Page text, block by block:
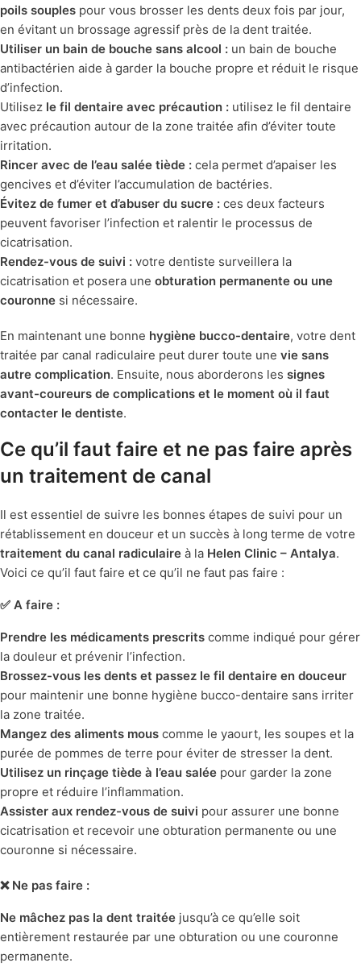
poils souples pour vous brosser les dents deux fois par jour,
en évitant un brossage agressif près de la dent traitée.
Utiliser un bain de bouche sans alcool : un bain de bouche
antibactérien aide à garder la bouche propre et réduit le risque
d’infection.
Utilisez le fil dentaire avec précaution : utilisez le fil dentaire
avec précaution autour de la zone traitée afin d’éviter toute
irritation.
Rincer avec de l’eau salée tiède : cela permet d’apaiser les
gencives et d’éviter l’accumulation de bactéries.
Évitez de fumer et d’abuser du sucre : ces deux facteurs
peuvent favoriser l’infection et ralentir le processus de
cicatrisation.
Rendez-vous de suivi : votre dentiste surveillera la
cicatrisation et posera une obturation permanente ou une
couronne si nécessaire.
En maintenant une bonne hygiène bucco-dentaire, votre dent
traitée par canal radiculaire peut durer toute une vie sans
autre complication. Ensuite, nous aborderons les signes
avant-coureurs de complications et le moment où il faut
contacter le dentiste.
Ce qu’il faut faire et ne pas faire après
un traitement de canal
Il est essentiel de suivre les bonnes étapes de suivi pour un
rétablissement en douceur et un succès à long terme de votre
traitement du canal radiculaire à la Helen Clinic – Antalya.
Voici ce qu’il faut faire et ce qu’il ne faut pas faire :
✅ A faire :
Prendre les médicaments prescrits comme indiqué pour gérer
la douleur et prévenir l’infection.
Brossez-vous les dents et passez le fil dentaire en douceur
pour maintenir une bonne hygiène bucco-dentaire sans irriter
la zone traitée.
Mangez des aliments mous comme le yaourt, les soupes et la
purée de pommes de terre pour éviter de stresser la dent.
Utilisez un rinçage tiède à l’eau salée pour garder la zone
propre et réduire l’inflammation.
Assister aux rendez-vous de suivi pour assurer une bonne
cicatrisation et recevoir une obturation permanente ou une
couronne si nécessaire.
❌ Ne pas faire :
Ne mâchez pas la dent traitée jusqu’à ce qu’elle soit
entièrement restaurée par une obturation ou une couronne
permanente.